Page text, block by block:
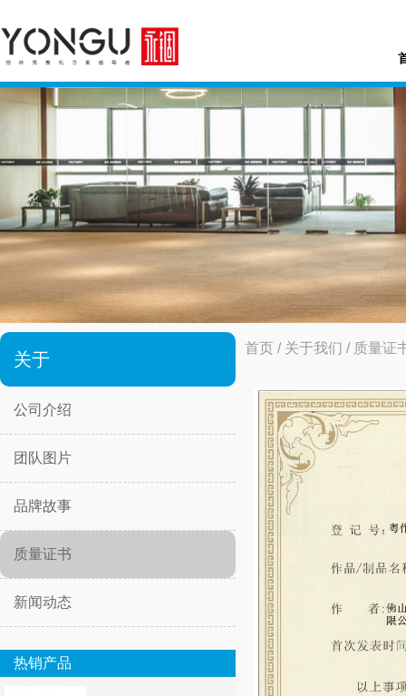
关于
公司介绍
团队图片
品牌故事
质量证书
新闻动态
热销产品
首页 / 关于我们 / 质量证